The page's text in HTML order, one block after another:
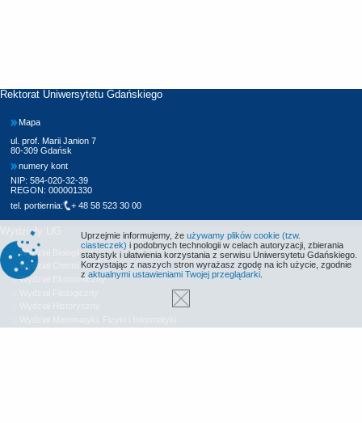
Rektorat Uniwersytetu Gdańskiego
Mapa
ul. prof. Marii Janion 7
80-309 Gdańsk
numery kont
NIP: 584-020-32-39
REGON: 000001330
tel. portiernia:
+ 48 58 523 30 00
Wydziały UG
Wydział Biologii
Wydział Chemii
Wydział Ekonomiczny
Uprzejmie informujemy, że używamy plików cookie (tzw.
ciasteczek) i podobnych technologii w celach autoryzacji, zbierania
statystyk i ułatwienia korzystania z serwisu Uniwersytetu Gdańskiego.
Korzystając z naszych stron wyrażasz zgodę na ich użycie, zgodnie
z aktualnymi ustawieniami Twojej przeglądarki